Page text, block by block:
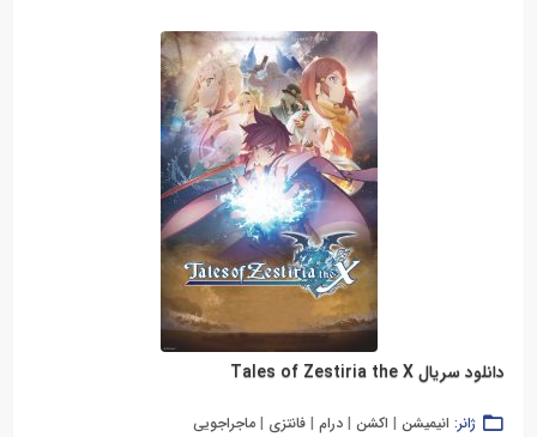
دانلود سریال Tales of Zestiria the X
ژانر: انیمیشن | اکشن | درام | فانتزی | ماجراجویی